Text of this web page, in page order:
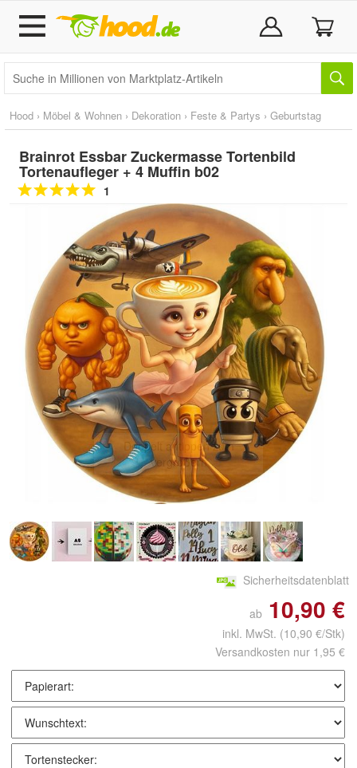
Hood › Möbel & Wohnen › Dekoration › Feste & Partys › Geburtstag
Brainrot Essbar Zuckermasse Tortenbild
Tortenaufleger + 4 Muffin b02
1
Doppelt antippen zum
vergrößern
Sicherheitsdatenblatt
ab 10,90 €
inkl. MwSt. (10,90 €/Stk)
Versandkosten nur 1,95 €